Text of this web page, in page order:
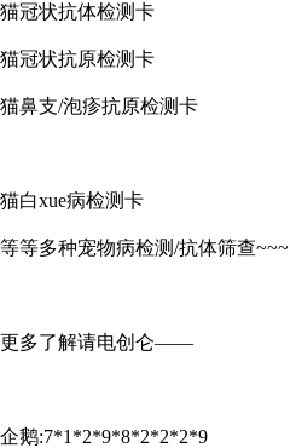
猫冠状抗体检测卡
猫冠状抗原检测卡
猫鼻支/泡疹抗原检测卡
猫白xue病检测卡
等等多种宠物病检测/抗体筛查~~~
更多了解请电创仑——
企鹅:7*1*2*9*8*2*2*2*9